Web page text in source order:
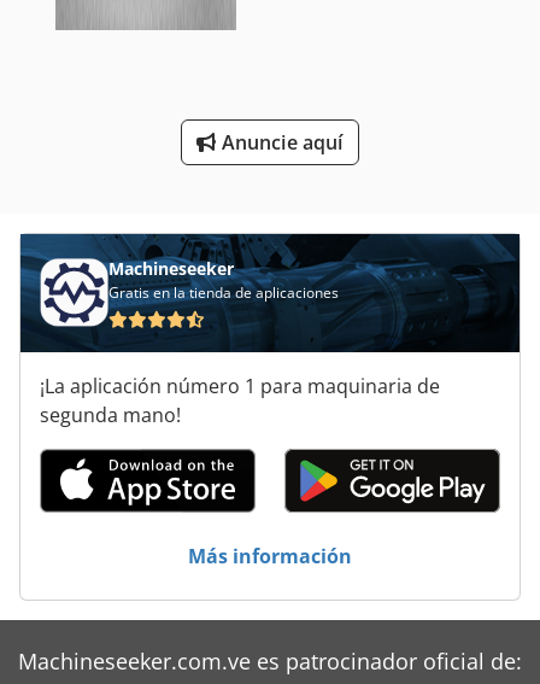
Perforador Hidraulico
Perforadora De Mano
Unidad De Perforación
Anuncie aquí
Machineseeker
Gratis en la tienda de aplicaciones
¡La aplicación número 1 para maquinaria de
segunda mano!
Más información
Machineseeker.com.ve es patrocinador oficial de: